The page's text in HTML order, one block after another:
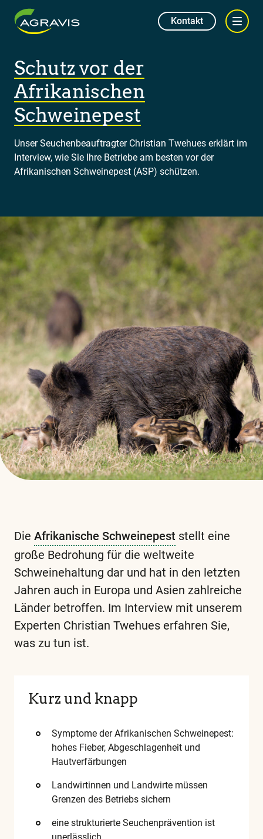
Kontakt
Schutz vor der
Afrikanischen
Schweinepest
Unser Seuchenbeauftragter Christian Twehues erklärt im
Interview, wie Sie Ihre Betriebe am besten vor der
Afrikanischen Schweinepest (ASP) schützen.
Die Afrikanische Schweinepest stellt eine
große Bedrohung für die weltweite
Schweinehaltung dar und hat in den letzten
Jahren auch in Europa und Asien zahlreiche
Länder betroffen. Im Interview mit unserem
Experten Christian Twehues erfahren Sie,
was zu tun ist.
weiteren
Begriffe
finden
Sie
in
unserem
Glossar
Kurz und knapp
Symptome der Afrikanischen Schweinepest:
hohes Fieber, Abgeschlagenheit und
Hautverfärbungen
Landwirtinnen und Landwirte müssen
Grenzen des Betriebs sichern
eine strukturierte Seuchenprävention ist